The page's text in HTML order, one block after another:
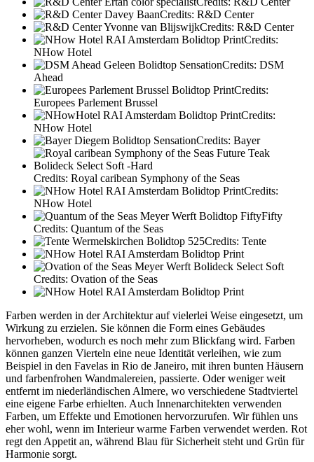
Credits: R&D Center
Credits: R&D Center
Credits:
NHow Hotel
Credits: DSM
Ahead
Credits:
Europees Parlement Brussel
Credits:
NHow Hotel
Credits: Bayer
Credits: Royal caribean Symphony of the Seas
Credits:
NHow Hotel
Credits: Quantum of the Seas
Credits: Tente
Credits: Ovation of the Seas
Farben werden in der Architektur auf vielerlei Weise eingesetzt, um
Wirkung zu erzielen. Sie können die Form eines Gebäudes
hervorheben, wodurch es noch mehr zum Blickfang wird. Farben
können ganzen Vierteln eine neue Identität verleihen, wie zum
Beispiel in den Favelas in Rio de Janeiro, mit ihren bunten Häusern
und farbenfrohen Wandmalereien, passierte. Oder weniger weit
entfernt im niederländischen Almere, wo verschiedene Stadtviertel
eine eigene Farbe erhielten. Auch Innenarchitekten verwenden
Farben, um Effekte und Emotionen hervorzurufen. Wir fühlen uns
eher wohl, wenn im Interieur warme Farben verwendet werden. Rot
regt den Appetit an, während Blau für Sicherheit steht und Grün für
Harmonie sorgt.